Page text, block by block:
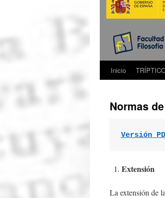
Inicio
Normas
Versión
Extensión
La extensión de